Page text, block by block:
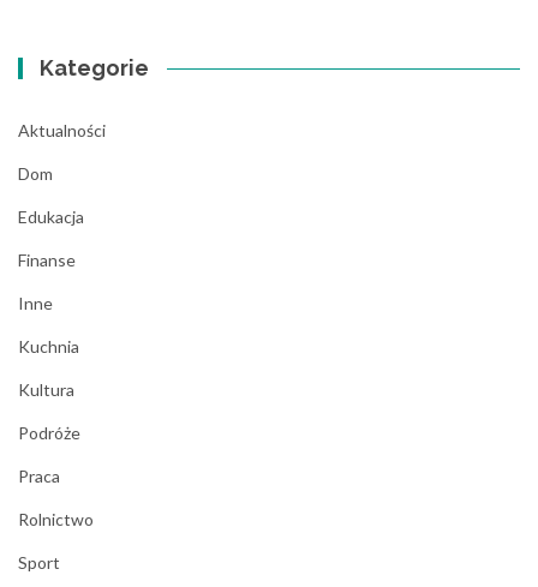
Kategorie
Aktualności
Dom
Edukacja
Finanse
Inne
Kuchnia
Kultura
Podróże
Praca
Rolnictwo
Sport